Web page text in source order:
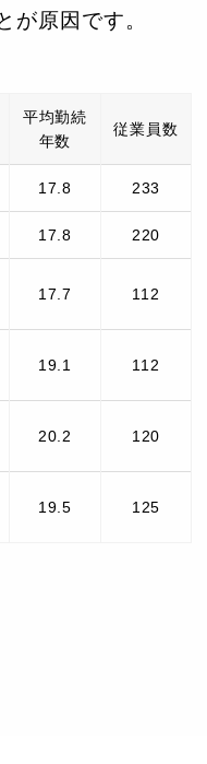
が原因です。
平均勤続
年数
従業員数
17.8 233
17.8 220
17.7 112
19.1 112
20.2 120
19.5 125